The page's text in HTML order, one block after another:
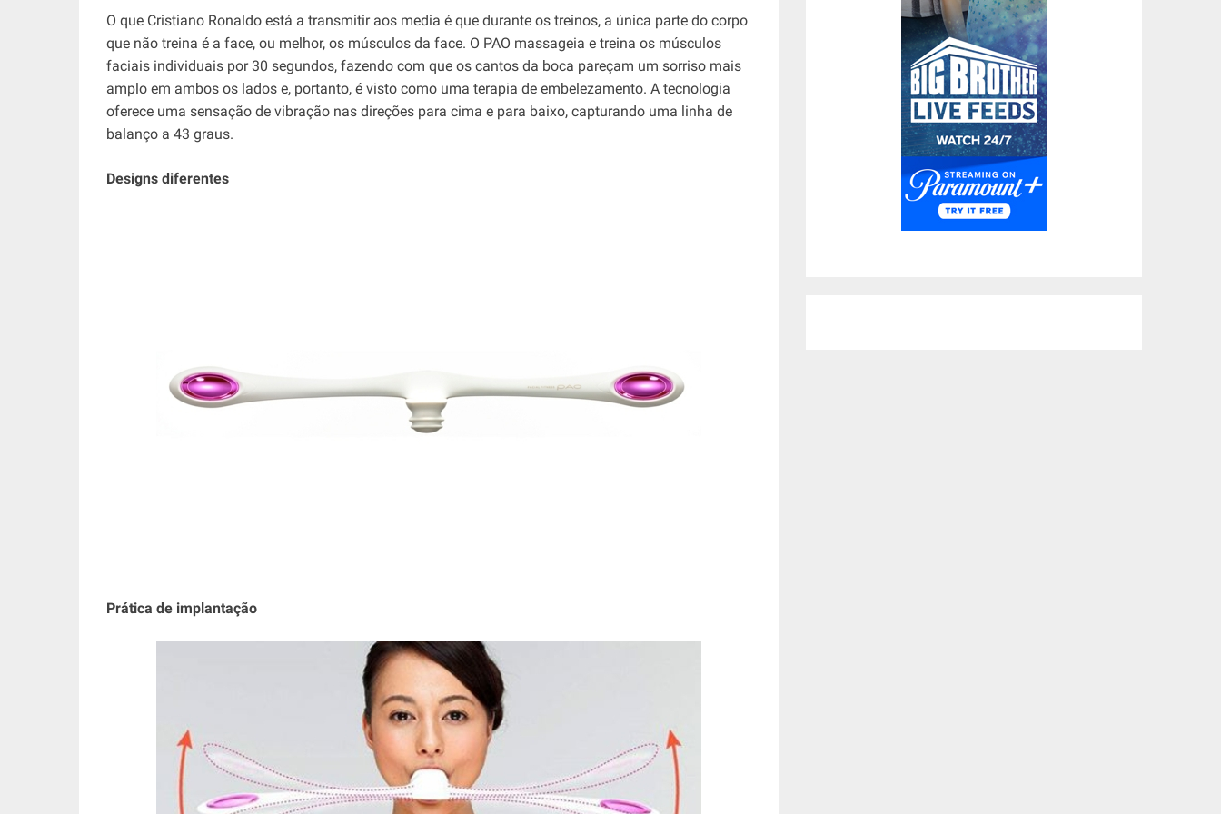
O que Cristiano Ronaldo está a transmitir aos media é que durante os treinos, a única parte do corpo
que não treina é a face, ou melhor, os músculos da face. O PAO massageia e treina os músculos
faciais individuais por 30 segundos, fazendo com que os cantos da boca pareçam um sorriso mais
amplo em ambos os lados e, portanto, é visto como uma terapia de embelezamento. A tecnologia
oferece uma sensação de vibração nas direções para cima e para baixo, capturando uma linha de
balanço a 43 graus.
Designs diferentes
Prática de implantação